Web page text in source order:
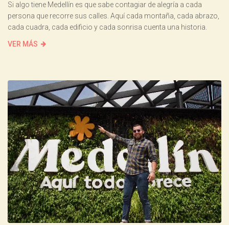
Si algo tiene Medellín es que sabe contagiar de alegría a cada
persona que recorre sus calles. Aquí cada montaña, cada abrazo,
cada cuadra, cada edificio y cada sonrisa cuenta una historia.
VER MÁS